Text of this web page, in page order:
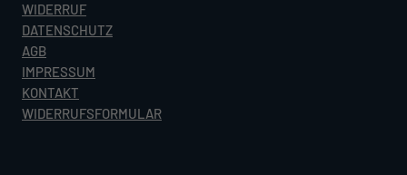
WIDERRUF
DATENSCHUTZ
AGB
IMPRESSUM
KONTAKT
WIDERRUFSFORMULAR